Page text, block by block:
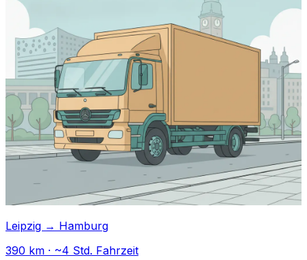
Leipzig → Hamburg
390 km · ~4 Std. Fahrzeit